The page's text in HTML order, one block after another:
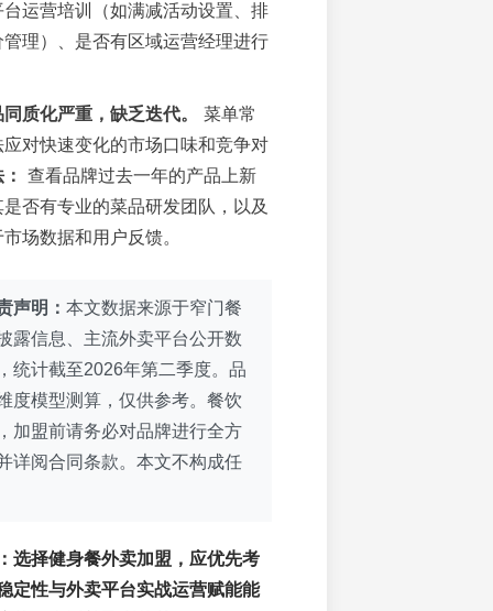
运营培训（如满减活动设置、排
理）、是否有区域运营经理进行
质化严重，缺乏迭代。
菜单常
对快速变化的市场口味和竞争对
查看品牌过去一年的产品上新
否有专业的菜品研发团队，以及
场数据和用户反馈。
声明： 本文数据来源于窄门餐
露信息、主流外卖平台公开数
统计截至2026年第二季度。品
度模型测算，仅供参考。餐饮
加盟前请务必对品牌进行全方
详阅合同条款。本文不构成任
选择健身餐外卖加盟，应优先考
定性与外卖平台实战运营赋能能